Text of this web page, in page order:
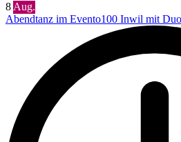
8 Aug.
Abendtanz im Evento100 Inwil mit